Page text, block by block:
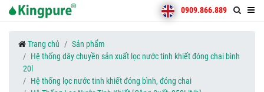
0909.866.889
Trang chủ
Sản phẩm
Hệ thống dây chuyền sản xuất lọc nước tinh khiết đóng chai bình
20l
Hệ thống lọc nước tinh khiết đóng bình, đóng chai